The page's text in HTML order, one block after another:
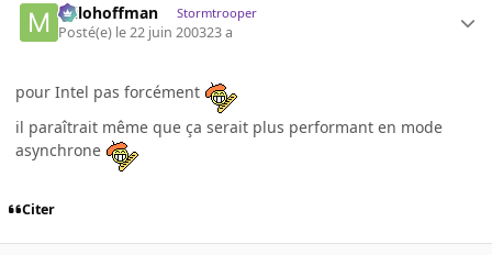
milohoffman Stormtrooper
Posté(e) le 22 juin 200323 a
pour Intel pas forcément
il paraîtrait même que ça serait plus performant en mode
asynchrone
Citer